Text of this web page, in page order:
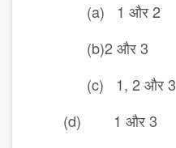
(a) 1 और 2
(b)2 और 3
(c) 1, 2 और 3
(d) 1 और 3